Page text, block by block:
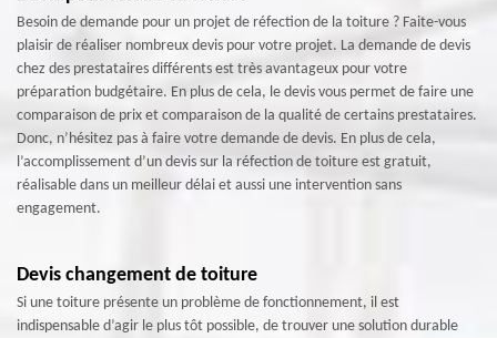
Besoin de demande pour un projet de réfection de la toiture ? Faite-vous
plaisir de réaliser nombreux devis pour votre projet. La demande de devis
chez des prestataires différents est très avantageux pour votre
préparation budgétaire. En plus de cela, le devis vous permet de faire une
comparaison de prix et comparaison de la qualité de certains prestataires.
Donc, n’hésitez pas à faire votre demande de devis. En plus de cela,
l’accomplissement d’un devis sur la réfection de toiture est gratuit,
réalisable dans un meilleur délai et aussi une intervention sans
engagement.
Devis changement de toiture
Si une toiture présente un problème de fonctionnement, il est
indispensable d’agir le plus tôt possible, de trouver une solution durable